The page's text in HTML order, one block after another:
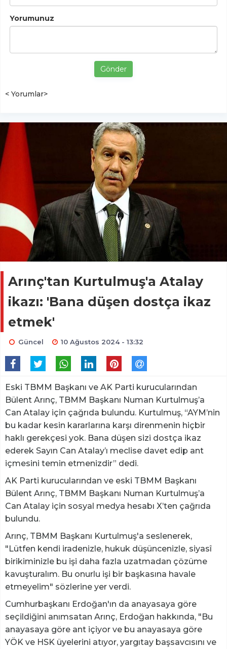
Yorumunuz
Gönder
< Yorumlar>
Arınç'tan Kurtulmuş'a Atalay
ikazı: 'Bana düşen dostça ikaz
etmek'
Güncel 10 Ağustos 2024 - 13:32
Eski TBMM Başkanı ve AK Parti kurucularından
Bülent Arınç, TBMM Başkanı Numan Kurtulmuş’a
Can Atalay için çağrıda bulundu. Kurtulmuş, “AYM’nin
bu kadar kesin kararlarına karşı direnmenin hiçbir
haklı gerekçesi yok. Bana düşen sizi dostça ikaz
ederek Sayın Can Atalay’ı meclise davet edip ant
içmesini temin etmenizdir” dedi.
AK Parti kurucularından ve eski TBMM Başkanı
Bülent Arınç, TBMM Başkanı Numan Kurtulmuş’a
Can Atalay için sosyal medya hesabı X’ten çağrıda
bulundu.
Arınç, TBMM Başkanı Kurtulmuş'a seslenerek,
"Lütfen kendi iradenizle, hukuk düşüncenizle, siyasî
birikiminizle bu işi daha fazla uzatmadan çözüme
kavuşturalım. Bu onurlu işi bir başkasına havale
etmeyelim" sözlerine yer verdi.
Cumhurbaşkanı Erdoğan'ın da anayasaya göre
seçildiğini anımsatan Arınç, Erdoğan hakkında, "Bu
anayasaya göre ant içiyor ve bu anayasaya göre
YÖK ve HSK üyelerini atıyor, yargıtay başsavcısını ve